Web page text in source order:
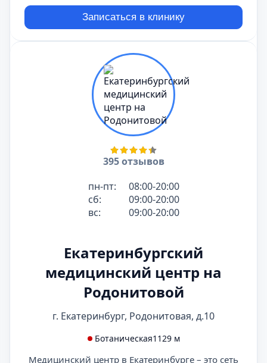
Записаться в клинику
395 отзывов
пн-пт:
08:00-20:00
сб:
09:00-20:00
вс:
09:00-20:00
Екатеринбургский
медицинский центр на
Родонитовой
г. Екатеринбург, Родонитовая, д.10
Ботаническая1129 м
Медицинский центр в Екатеринбурге – это сеть